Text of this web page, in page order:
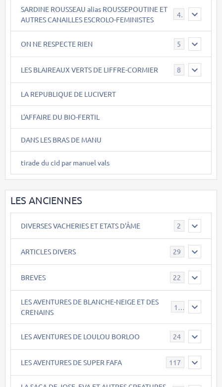
SARDINE ROUSSEAU alias ROUSSEPOUTINE ET
AUTRES CANAILLES ESCROLO-FEMINISTES
40
ON NE RESPECTE RIEN 5
LES BLAIREAUX VERTS DE LIFFRE-CORMIER 8
LA REPUBLIQUE DE LUCIVERT
L'AFFAIRE DU BIO-FERTIL
DANS LES BRAS DE MANU
tirade du cid par manuel vals
LES ANCIENNES
DIVERSES VACHERIES ET ETATS D'ÂME 2
ARTICLES DIVERS 29
BREVES 22
LES AVENTURES DE BLANCHE-NEIGE ET DES
CRENAINS
17
LES AVENTURES DE LOULOU BORLOO 24
LES AVENTURES DE SUPER FAFA 117